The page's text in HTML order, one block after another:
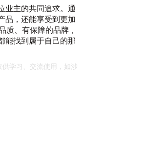
业主的共同追求。通
品，还能享受到更加
质、有保障的品牌，
能找到属于自己的那
学习、交流使用，如涉